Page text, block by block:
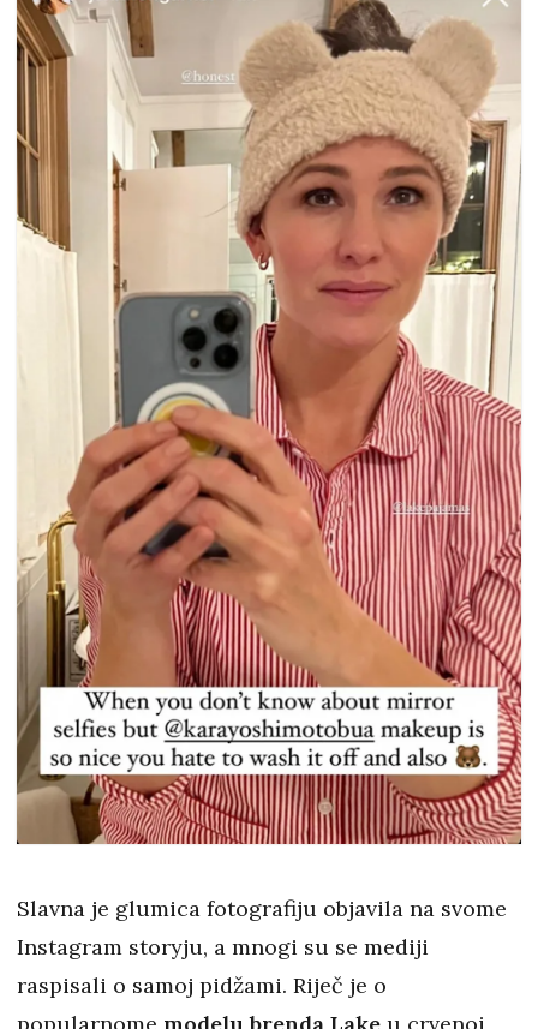
Slavna je glumica fotografiju objavila na svome
Instagram storyju, a mnogi su se mediji
raspisali o samoj pidžami. Riječ je o